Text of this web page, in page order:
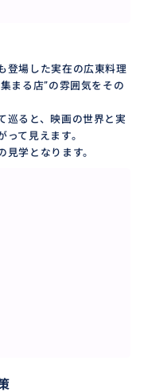
登場した実在の広東料理
まる店”の雰囲気をその
巡ると、映画の世界と実
って見えます。
見学となります。